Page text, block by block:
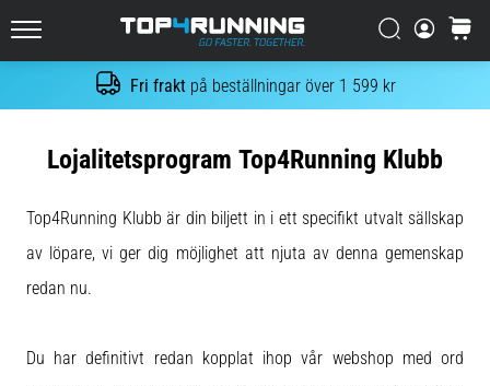
Fri fraktpå beställningar över 1 599 kr
Sök
mening:
Det
ont,
det!
Vilka
ger
vilka…
Lojalitetsprogram Top4Running Klubb
Top4Running Klubb är din biljett in i ett specifikt utvalt sällskap
av löpare, vi ger dig möjlighet att njuta av denna gemenskap
redan nu.
Du har definitivt redan kopplat ihop vår webshop med ord